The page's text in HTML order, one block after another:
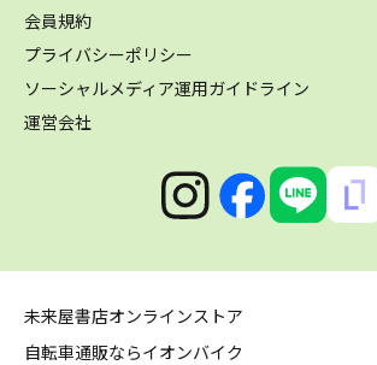
会員規約
プライバシーポリシー
ソーシャルメディア運用ガイドライン
運営会社
未来屋書店オンラインストア
自転車通販ならイオンバイク